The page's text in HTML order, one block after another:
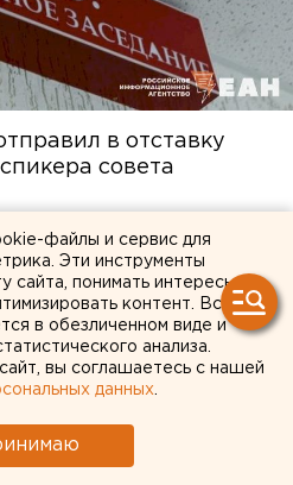
в отставку
совета
файлы и сервис для
Эти инструменты
сайта, понимать интересы
контент. Вся
в обезличенном виде и
анализа.
вы соглашаетесь с нашей
данных